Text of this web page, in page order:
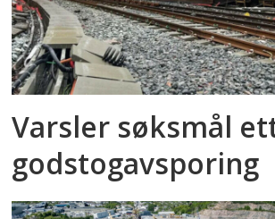
Varsler søksmål
godstog­avsporing